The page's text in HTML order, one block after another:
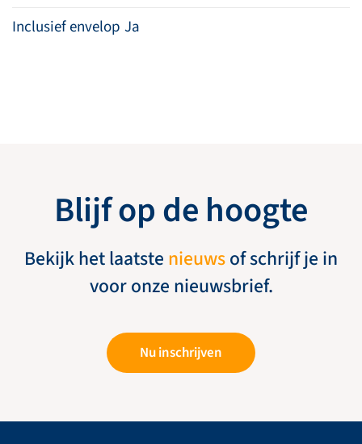
Inclusief envelop Ja
Blijf op de hoogte
Bekijk het laatste nieuwsof schrijf je in
voor onze nieuwsbrief.
Nu inschrijven